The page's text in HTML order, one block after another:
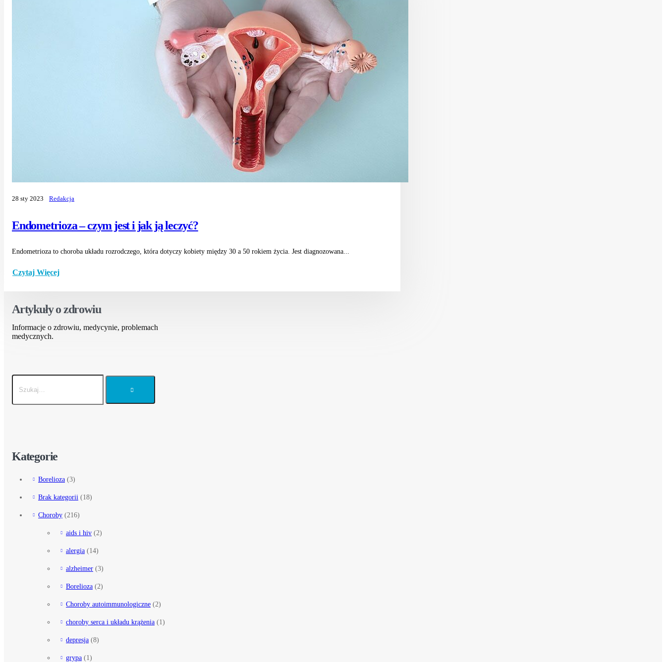
Endometrioza – czym jest i jak ją leczyć?
28 sty 2023 Redakcja
Endometrioza to choroba układu rozrodczego, która dotyczy kobiety między 30 a 50 rokiem życia. Jest diagnozowana...
Czytaj Więcej
Artykuły o zdrowiu
Informacje o zdrowiu, medycynie, problemach
medycznych.
Kategorie
Borelioza (3)
Brak kategorii (18)
Choroby (216)
aids i hiv (2)
alergia (14)
alzheimer (3)
Borelioza (2)
Choroby autoimmunologiczne (2)
choroby serca i układu krążenia (1)
depresja (8)
grypa (1)